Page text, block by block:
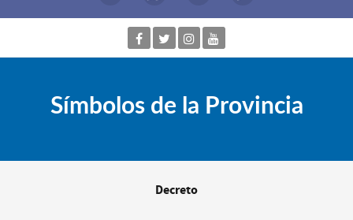
Símbolos de la Provincia
Decreto